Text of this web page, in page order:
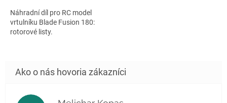
Náhradní díl pro RC model
vrtulníku Blade Fusion 180:
rotorové listy.